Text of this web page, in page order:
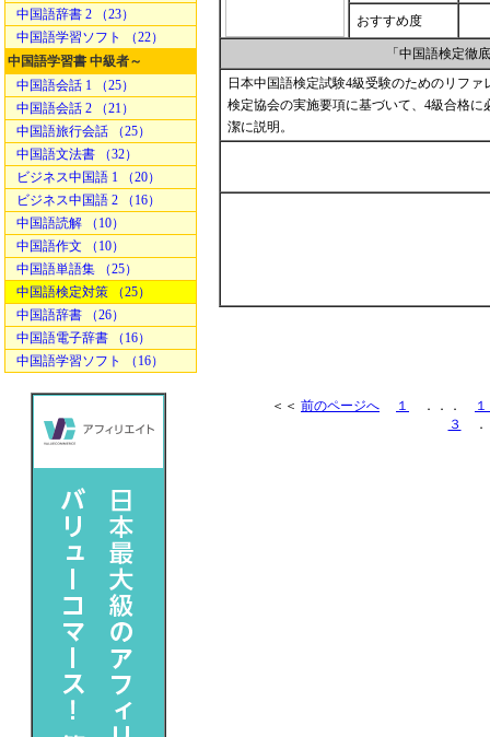
中国語辞書 2 （23）
中国語学習ソフト （22）
中国語学習書 中級者～
中国語会話 1 （25）
中国語会話 2 （21）
中国語旅行会話 （25）
中国語文法書 （32）
ビジネス中国語 1 （20）
ビジネス中国語 2 （16）
中国語読解 （10）
中国語作文 （10）
中国語単語集 （25）
中国語検定対策 （25）
中国語辞書 （26）
中国語電子辞書 （16）
中国語学習ソフト （16）
おすすめ度
「中国語検定徹
日本中国語検定試験4級受験のためのリファ
検定協会の実施要項に基づいて、4級合格
潔に説明。
＜＜ 前のページへ １ ．．．
３